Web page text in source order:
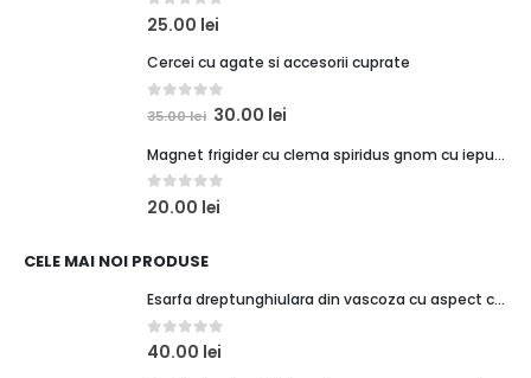
0out of 5
25.00 lei
Cercei cu agate si accesorii cuprate
0out of 5
35.00lei 30.00 lei
Magnet frigider cu clema spiridus gnom cu iepuras si cadouri
0out of 5
20.00 lei
CELE MAI NOI PRODUSE
Esarfa dreptunghiulara din vascoza cu aspect creponat, verde turcoaz
0out of 5
40.00 lei